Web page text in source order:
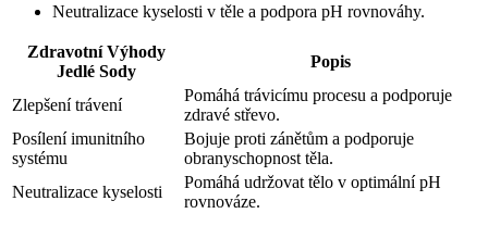
Neutralizace kyselosti v těle a podpora pH rovnováhy.
Zdravotní Výhody
Jedlé Sody
Popis
Zlepšení trávení
Pomáhá trávicímu procesu a podporuje
zdravé střevo.
Posílení imunitního
systému
Bojuje proti zánětům a podporuje
obranyschopnost těla.
Neutralizace kyselosti
Pomáhá udržovat tělo v optimální pH
rovnováze.